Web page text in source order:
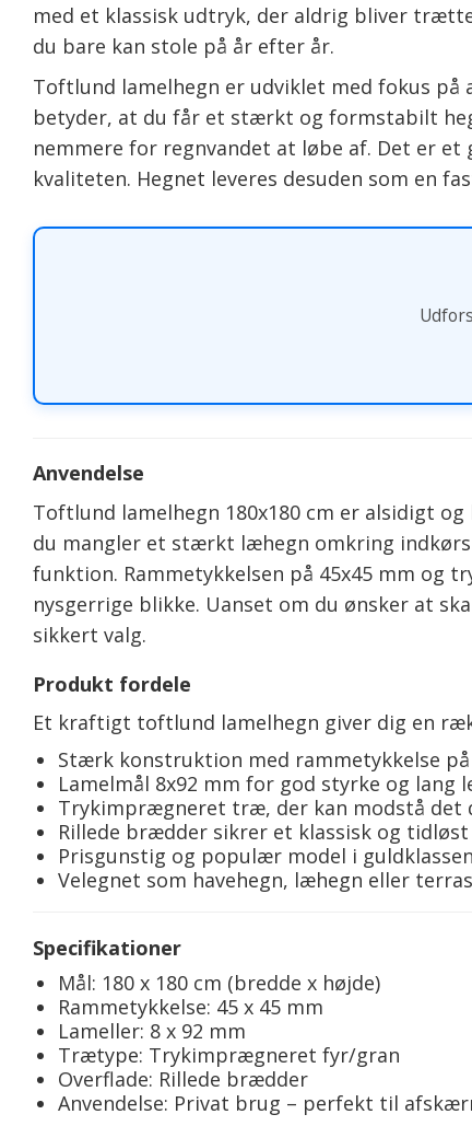
med et klassisk udtryk, der aldrig bliver
du bare kan stole på år efter år.
Toftlund lamelhegn er udviklet med fokus på
betyder, at du får et stærkt og formstabilt
nemmere for regnvandet at løbe af. Det er
kvaliteten. Hegnet leveres desuden som en
Anvendelse
Toftlund lamelhegn 180x180 cm er alsidigt
du mangler et stærkt læhegn omkring
funktion. Rammetykkelsen på 45x45 mm
nysgerrige blikke. Uanset om du ønsker at
sikkert valg.
Produkt fordele
Et kraftigt toftlund lamelhegn giver dig en
Stærk konstruktion med rammetykkelse
Lamelmål 8x92 mm for god styrke og lang
Trykimprægneret træ, der kan modstå det
Rillede brædder sikrer et klassisk og tidløst
Prisgunstig og populær model i
Velegnet som havehegn, læhegn eller
Specifikationer
Mål: 180 x 180 cm (bredde x højde)
Rammetykkelse: 45 x 45 mm
Lameller: 8 x 92 mm
Trætype: Trykimprægneret fyr/gran
Overflade: Rillede brædder
Anvendelse: Privat brug – perfekt til